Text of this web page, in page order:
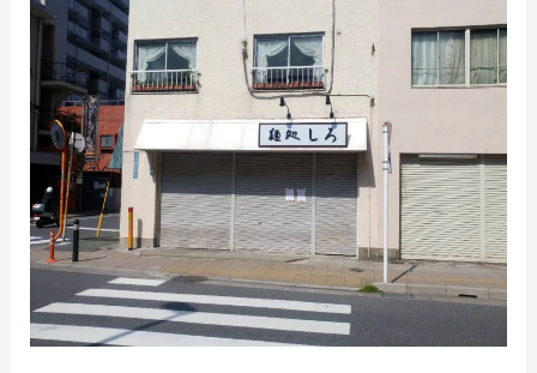
跡
に
「麺
屋
路」
が
オ
プ